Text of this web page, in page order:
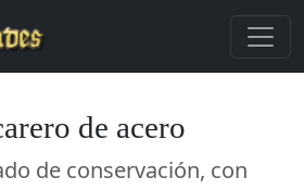
de acero
de conservación, con